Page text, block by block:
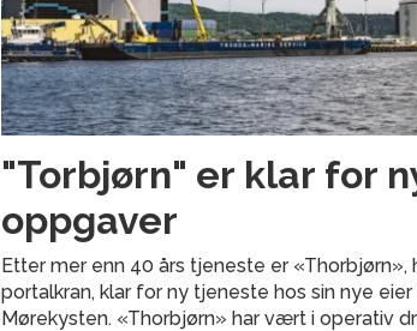
"Torbjørn" er klar for
oppgaver
Etter mer enn 40 års tjeneste er «Thorbjørn»,
portalkran, klar for ny tjeneste hos sin nye
Mørekysten. «Thorbjørn» har vært i operativ